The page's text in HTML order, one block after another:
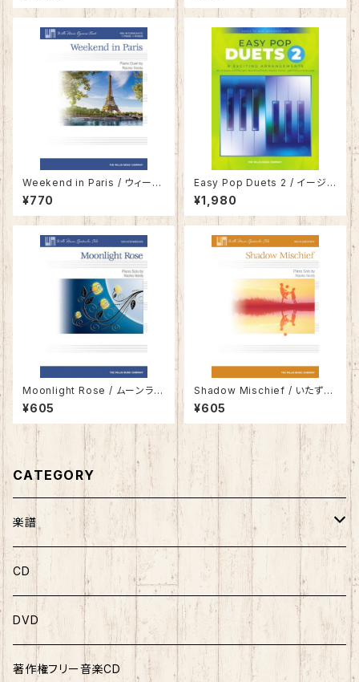
Weekend in Paris / ウィーク
エンド・イン・パリ
¥770
Easy Pop Duets 2 / イージ
ー ポップ デュエット 2
¥1,980
Moonlight Rose / ムーンライ
ト・ローズ
¥605
Shadow Mischief / いたずら
影法師
¥605
CATEGORY
楽譜
ソロ曲集
ソロピース
連弾曲集
CD
DVD
著作権フリー音楽CD